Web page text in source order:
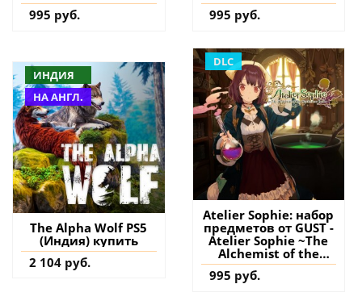
PS5 (Турция) купить
дополнение на
995 руб.
дополнение на
аккаунт
995 руб.
ИНДИЯ
НА АНГЛ.
The Alpha Wolf PS5
(Индия) купить
2 104 руб.
DLC
Atelier Sophie: набор
предметов от GUST -
Atelier Sophie ~The
Alchemist of the
Mysterious Book~ PS4
(Турция) купить
995 руб.